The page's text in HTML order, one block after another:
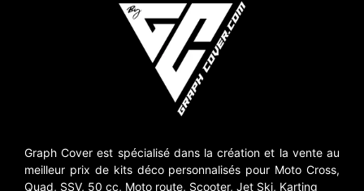
Graph Cover est spécialisé dans la création et la vente au
meilleur prix de kits déco personnalisés pour Moto Cross,
Quad, SSV, 50 cc, Moto route, Scooter, Jet Ski, Karting